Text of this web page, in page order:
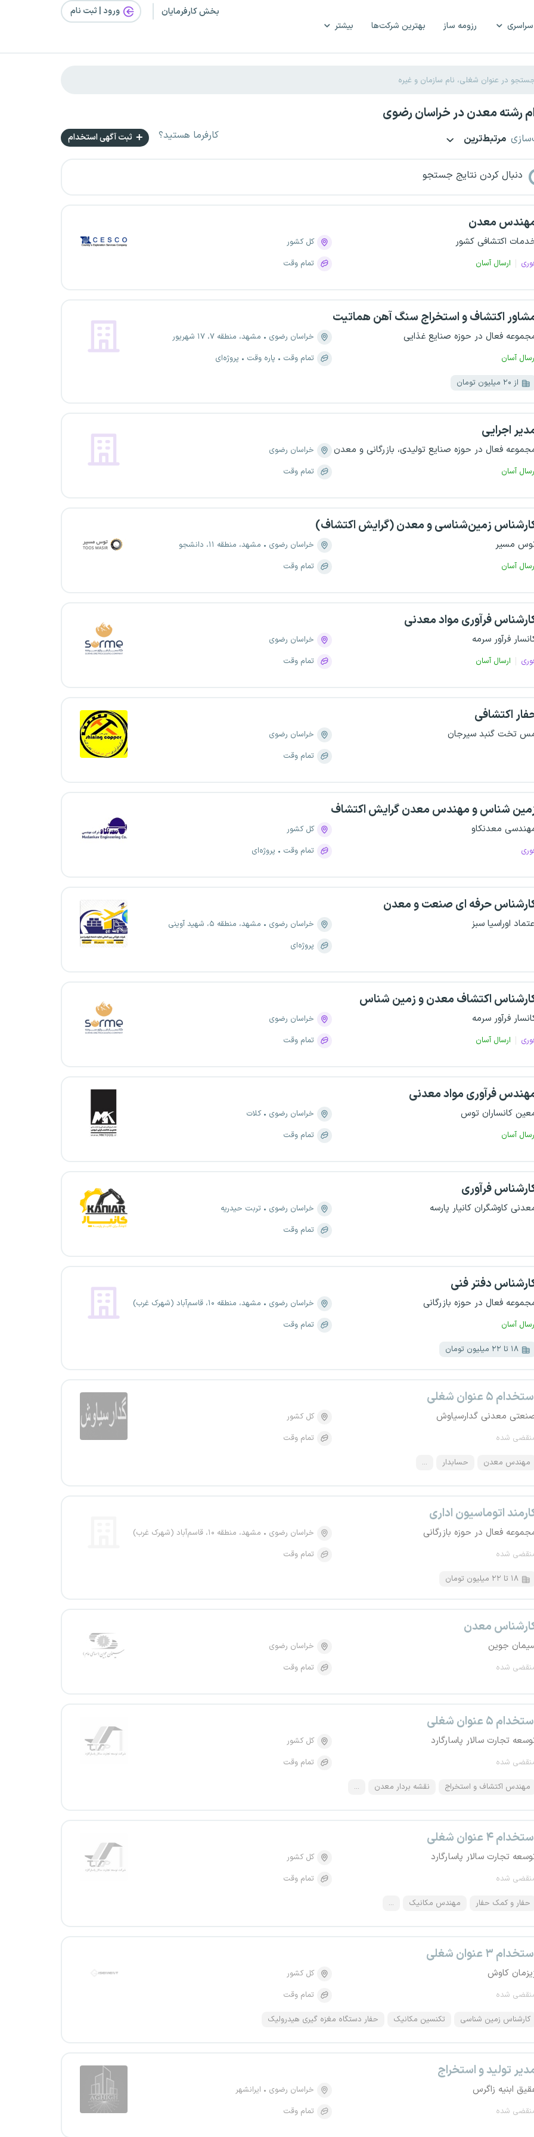
رزومه ساز بهترین شرکت‌ها بیشتر
بخش کارفرمایان ورود | ثبت‌ نام
رشته معدن در خراسان رضوی
مرتبط‌ترین کارفرما هستید؟ ثبت آگهی استخدام
دنبال کردن نتایج جستجو
معدن
اکتشافی کشور
ارسال آسان
کل کشور
تمام وقت
اکتشاف و استخراج سنگ آهن هماتیت
فعال در حوزه صنایع غذایی
آسان
خراسان رضوی
مشهد، منطقه ۷، ۱۷ شهریور
تمام وقت
پاره وقت پروژه‌ای
از ۲۰ میلیون تومان
اجرایی
فعال در حوزه صنایع تولیدی، بازرگانی و معدن
آسان
خراسان رضوی
تمام وقت
زمین‌شناسی و معدن (گرایش اکتشاف)
مسیر
آسان
خراسان رضوی
مشهد، منطقه ۱۱، دانشجو
تمام وقت
فرآوری مواد معدنی
فرآور سرمه
ارسال آسان
خراسان رضوی
تمام وقت
اکتشافی
تخت گنبد سیرجان
خراسان رضوی
تمام وقت
شناس و مهندس معدن گرایش اکتشاف
معدنکاو
کل کشور
تمام وقت
پروژه‌ای
حرفه ای صنعت و معدن
اوراسیا سبز خراسان رضوی
مشهد، منطقه ۵، شهید آوینی
پروژه‌ای
اکتشاف معدن و زمین شناس
فرآور سرمه
ارسال آسان
خراسان رضوی
تمام وقت
فرآوری مواد معدنی
کانساران توس
آسان
خراسان رضوی
کلات
تمام وقت
فرآوری
کاوشگران کانیار پارسه خراسان رضوی
تربت حیدریه
تمام وقت
دفتر فنی
فعال در حوزه بازرگانی
آسان
خراسان رضوی
مشهد، منطقه ۱۰، قاسم‌آباد (شهرک غرب)
تمام وقت
۱۸ تا ۲۲ میلیون تومان
۵ عنوان شغلی
معدنی گدارسیاوش
شده
کل کشور
تمام وقت
مهندس معدن حسابدار ...
اتوماسیون اداری
فعال در حوزه بازرگانی
شده
خراسان رضوی
مشهد، منطقه ۱۰، قاسم‌آباد (شهرک غرب)
تمام وقت
۱۸ تا ۲۲ میلیون تومان
معدن
جوین
شده
خراسان رضوی
تمام وقت
۵ عنوان شغلی
تجارت سالار پاسارگارد
شده
کل کشور
تمام وقت
مهندس اکتشاف و استخراج نقشه بردار معدن ...
۴ عنوان شغلی
تجارت سالار پاسارگارد
شده
کل کشور
تمام وقت
حفار و کمک حفار مهندس مکانیک ...
۳ عنوان شغلی
کاوش
شده
کل کشور
تمام وقت
کارشناس زمین شناسی تکنسین مکانیک حفار دستگاه مغزه گیری هیدرولیک
تولید و استخراج
ابنیه زاگرس
شده
خراسان رضوی
ایرانشهر
تمام وقت